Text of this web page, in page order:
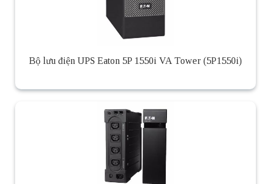
Bộ lưu điện UPS Eaton 5P 1550i VA Tower (5P1550i)